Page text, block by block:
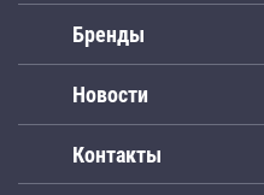
Бренды
Новости
Контакты